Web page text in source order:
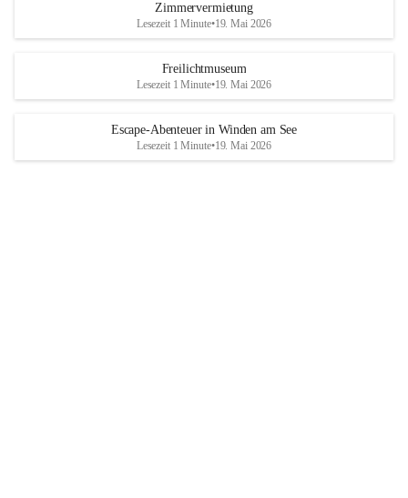
Zimmervermietung
Lesezeit 1 Minute•19. Mai 2026
Freilichtmuseum
Lesezeit 1 Minute•19. Mai 2026
Escape-Abenteuer in Winden am See
Lesezeit 1 Minute•19. Mai 2026